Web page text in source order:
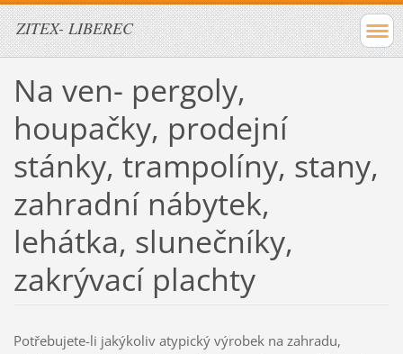
ZITEX- LIBEREC
Na ven- pergoly,
houpačky, prodejní
stánky, trampolíny, stany,
zahradní nábytek,
lehátka, slunečníky,
zakrývací plachty
Potřebujete-li jakýkoliv atypický výrobek na zahradu,